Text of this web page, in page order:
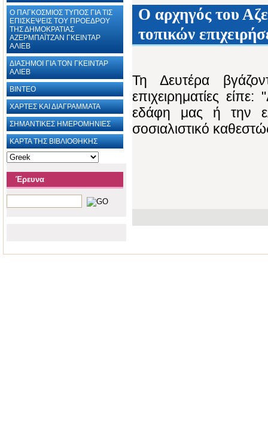
Ο ΠΑΓΚΟΣΜΙΟΣ ΤΥΠΟΣ ΓΙΑ ΤΙΣ
ΕΠΙΣΚΕΨΕΙΣ ΤΟΥ ΠΡΟΕΔΡΟΥ
ΤΗΣ ΔΗΜΟΚΡΑΤΙΑΣ
ΑΖΕΡΜΠΑΪΤΖΑΝ ΓΚΕΙΝΤΑΡ
ΑΛΙΕΒ
ΔΙΑΣΗΜΟΙ ΓΙΑ ΤΟΝ ΓΚΕΙΝΤΑΡ
ΑΛΙΕΒ
ΒΙΝΤΕΟ
ΧΑΡΤΕΣ ΚΑΙ ΔΙΑΓΡΑΜΜΑΤΑ ‎
ΣΗΜΑΝΤΙΚΕΣ ΗΜΕΡΟΜΗΝΙΕΣ
ΚΑΡΤΑ ΤΗΣ ΒΙΒΛΙΟΘΗΚΗΣ
Έρευνα
Ο αρχηγός του
τοπικών
Τη Δευτέρα
επιχειρηματίες
εδάφη μας ή την
σοσιαλιστικό